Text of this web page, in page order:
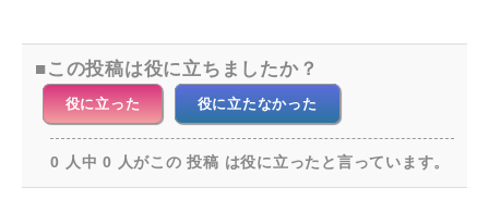
この投稿は役に立ちましたか？
役に立った 役に立たなかった
0 人中 0 人がこの 投稿 は役に立ったと言っています。